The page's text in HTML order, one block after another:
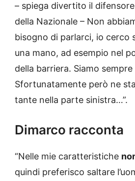
– spiega divertito il
della Nazionale – Non
bisogno di parlarci, io cerco
una mano, ad esempio nel
della barriera. Siamo
Sfortunatamente però ne
tante nella parte sinistra…”.
Dimarco racconta
“Nelle mie caratteristiche
quindi preferisco saltare